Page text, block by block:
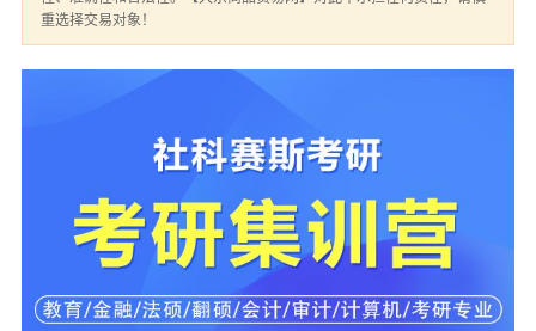
重选择交易对象！